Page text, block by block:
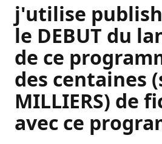
j'utilise
le DEBUT du
de ce
des centaines
MILLIERS) de
avec ce